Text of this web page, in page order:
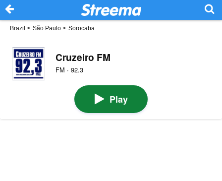
Brazil > São Paulo > Sorocaba
Cruzeiro FM
FM · 92.3
Play